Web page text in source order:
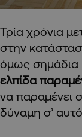
Τρία χρόνια
στην
όμως σημάδια
ελπίδα
να παραμένει
δύναμη σ’